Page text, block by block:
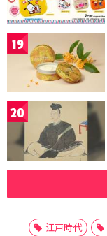
19
20
江戸時代